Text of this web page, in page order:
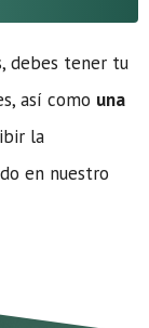
debes tener tu
así como una
la
en nuestro